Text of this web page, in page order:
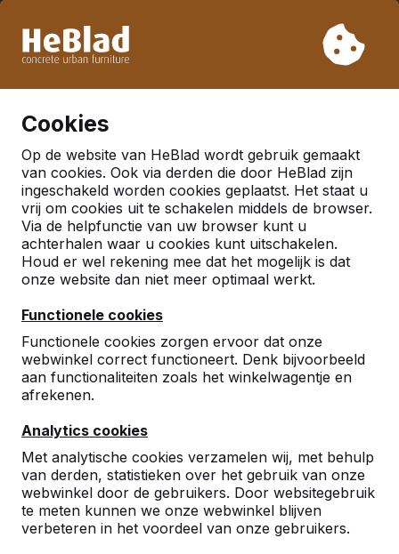
week 33. Houdt u daarom rekening met langere levertijden.
Cookies
Op de website van HeBlad wordt gebruik gemaakt
van cookies. Ook via derden die door HeBlad zijn
ingeschakeld worden cookies geplaatst. Het staat u
vrij om cookies uit te schakelen middels de browser.
Via de helpfunctie van uw browser kunt u
achterhalen waar u cookies kunt uitschakelen.
Houd er wel rekening mee dat het mogelijk is dat
onze website dan niet meer optimaal werkt.
Functionele cookies
Functionele cookies zorgen ervoor dat onze
webwinkel correct functioneert. Denk bijvoorbeeld
aan functionaliteiten zoals het winkelwagentje en
afrekenen.
Analytics cookies
Met analytische cookies verzamelen wij, met behulp
van derden, statistieken over het gebruik van onze
webwinkel door de gebruikers. Door websitegebruik
te meten kunnen we onze webwinkel blijven
verbeteren in het voordeel van onze gebruikers.
Al meer dan 30.000 producten verkocht
Downloads
Hieronder vindt u onze downloads.
Downloads
TÜV Certificaat Onderhoud en Reparatie